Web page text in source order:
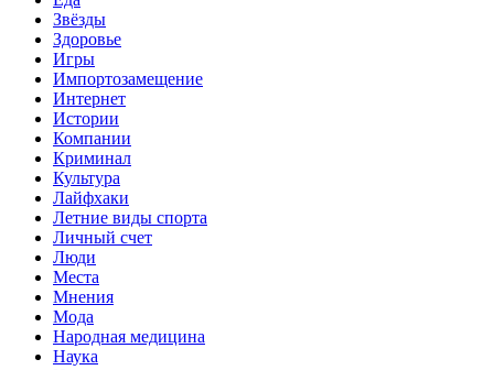
Звёзды
Здоровье
Игры
Импортозамещение
Интернет
Истории
Компании
Криминал
Культура
Лайфхаки
Летние виды спорта
Личный счет
Люди
Места
Мнения
Мода
Народная медицина
Наука